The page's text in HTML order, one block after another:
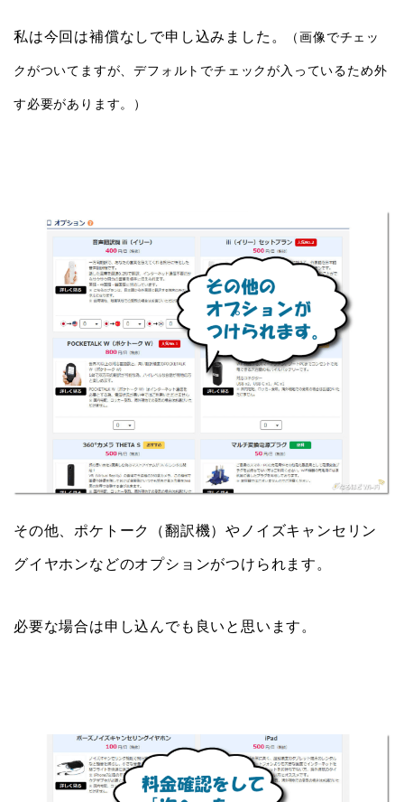
私は今回は補償なしで申し込みました。 （画像でチェッ
クがついてますが、デフォルトでチェックが入っているため外
す必要があります。）
その他、ポケトーク（翻訳機）やノイズキャンセリン
グイヤホンなどのオプションがつけられます。
必要な場合は申し込んでも良いと思います。